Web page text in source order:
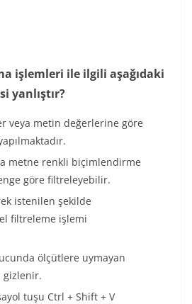
işlemleri ile ilgili aşağıdaki
yanlıştır?
veya metin değerlerine göre
metne renkli biçimlendirme
göre filtreleyebilir.
istenilen şekilde
filtreleme işlemi
ölçütlere uymayan
gizlenir.
tuşu Ctrl + Shift + V